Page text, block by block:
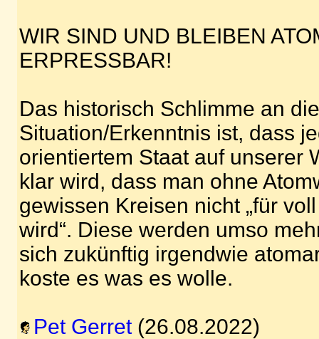
WIR SIND UND BLEIBEN
ERPRESSBAR!
Das historisch Schlimme an
Situation/Erkenntnis ist, dass
orientiertem Staat auf unserer
klar wird, dass man ohne
gewissen Kreisen nicht „für
wird“. Diese werden umso
sich zukünftig irgendwie
koste es was es wolle.
Pet Gerret(26.08.2022)